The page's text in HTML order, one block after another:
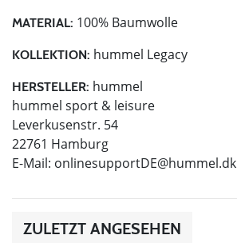
MATERIAL: 100% Baumwolle
KOLLEKTION: hummel Legacy
HERSTELLER: hummel
hummel sport & leisure
Leverkusenstr. 54
22761 Hamburg
E-Mail: onlinesupportDE@hummel.dk
ZULETZT ANGESEHEN